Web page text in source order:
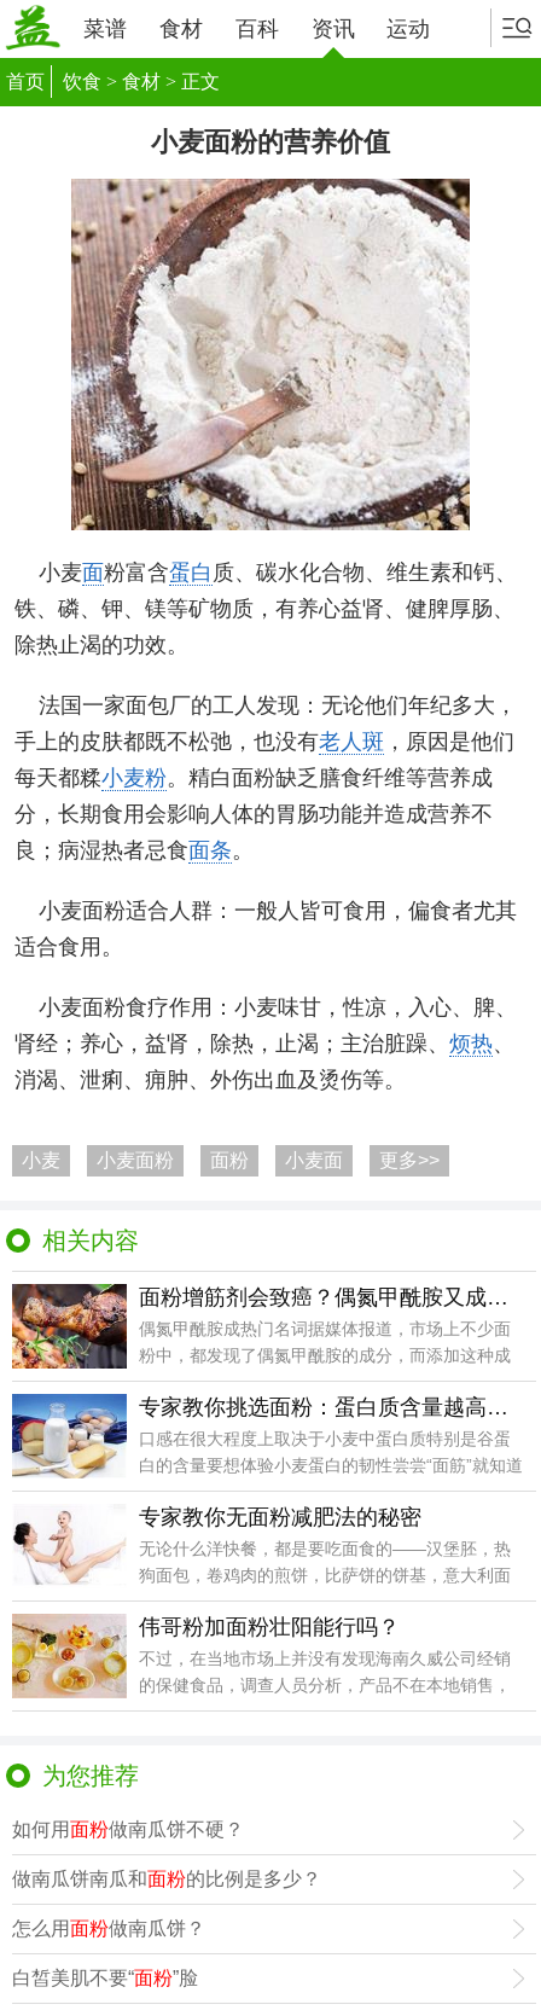
菜谱 食材 百科 资讯 运动
首页 饮食 > 食材 > 正文
小麦面粉的营养价值
小麦面粉富含蛋白 质、碳水化合物、维生素和钙、
铁、磷、钾、镁等矿物质，有养心益肾、健脾厚肠、
除热止渴的功效。
法国一家面包厂的工人发现：无论他们年纪多大，
手上的皮肤都既不松弛，也没有老人斑 ，原因是他们
每天都糅小麦粉。精白面粉缺乏膳食纤维等营养成
分，长期食用会影响人体的胃肠功能并造成营养不
良；病湿热者忌食面条。
小麦面粉适合人群：一般人皆可食用，偏食者尤其
适合食用。
小麦面粉食疗作用：小麦味甘，性凉，入心、脾、
肾经；养心，益肾，除热，止渴；主治脏躁、 烦热、
消渴、泄痢、痈肿、外伤出血及烫伤等。
小麦 小麦面粉 面粉 小麦面 更多>>
相关内容
面粉增筋剂会致癌？偶氮甲酰胺又成主角
偶氮甲酰胺成热门名词据媒体报道，市场上不少面
粉中，都发现了偶氮甲酰胺的成分，而添加这种成
分，主要是为
专家教你挑选面粉：蛋白质含量越高越筋道
口感在很大程度上取决于小麦中蛋白质特别是谷蛋
白的含量要想体验小麦蛋白的韧性尝尝“面筋”就知道
了那就是
专家教你无面粉减肥法的秘密
无论什么洋快餐，都是要吃面食的——汉堡胚，热
狗面包，卷鸡肉的煎饼，比萨饼的饼基，意大利面
的面条，三明
伟哥粉加面粉壮阳能行吗？
不过，在当地市场上并没有发现海南久威公司经销
的保健食品，调查人员分析，产品不在本地销售，
那么可能会流
为您推荐
如何用面粉做南瓜饼不硬？
做南瓜饼南瓜和面粉的比例是多少？
怎么用面粉做南瓜饼？
白皙美肌不要“面粉”脸